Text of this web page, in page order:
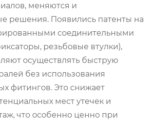
меняются и
решения. Появились патенты на
соединительными
резьбовые втулки),
осуществлять быструю
без использования
фитингов. Это снижает
мест утечек и
что особенно ценно при